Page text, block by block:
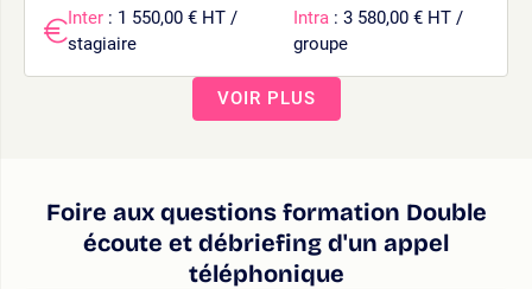
Inter : 1 550,00 € HT /
stagiaire
Intra : 3 580,00 € HT /
groupe
VOIR PLUS
Foire aux questions formation Double
écoute et débriefing d'un appel
téléphonique